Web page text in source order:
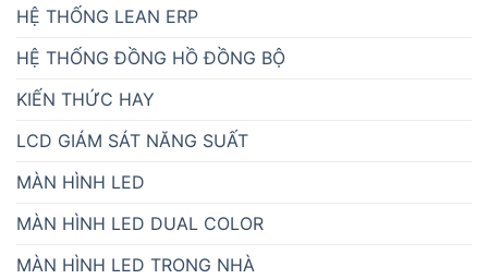
HỆ THỐNG LEAN ERP
HỆ THỐNG ĐỒNG HỒ ĐỒNG BỘ
KIẾN THỨC HAY
LCD GIÁM SÁT NĂNG SUẤT
MÀN HÌNH LED
MÀN HÌNH LED DUAL COLOR
MÀN HÌNH LED TRONG NHÀ